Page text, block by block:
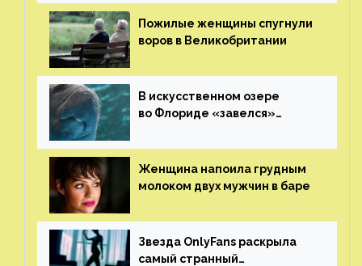
Пожилые женщины спугнули
воров в Великобритании
В искусственном озере
во Флориде «завелся»
Женщина напоила грудным
молоком двух мужчин в баре
Звезда OnlyFans раскрыла
самый странный